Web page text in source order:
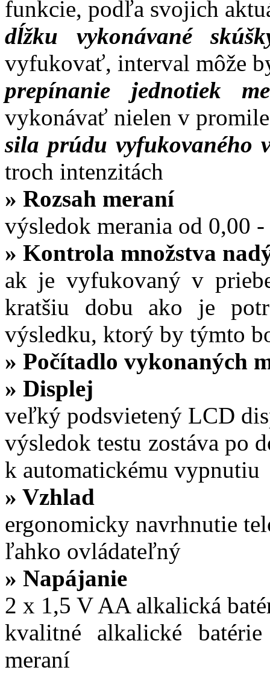
funkcie, podľa svojich
dĺžku vykonávané
vyfukovať, interval môže
prepínanie jednotiek
vykonávať nielen v
sila prúdu vyfukovaného
troch intenzitách
» Rozsah meraní
výsledok merania od 0,00
» Kontrola množstva
ak je vyfukovaný v
kratšiu dobu ako je
výsledku, ktorý by týmto
» Počítadlo vykonaných
» Displej
veľký podsvietený LCD
výsledok testu zostáva po
k automatickému vypnutiu
» Vzhlad
ergonomicky navrhnutie
ľahko ovládateľný
» Napájanie
2 x 1,5 V AA alkalická
kvalitné alkalické
meraní